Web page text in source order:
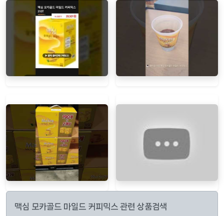
맥심 모카골드 마일드 커피믹스 관련 상품검색